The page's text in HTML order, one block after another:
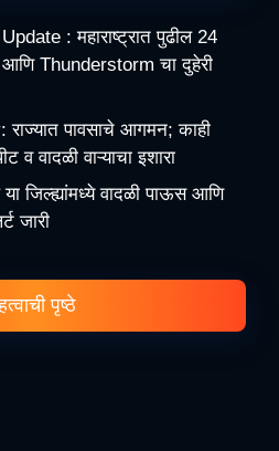
: महाराष्ट्रात पुढील 24
Thunderstorm चा दुहेरी
पावसाचे आगमन; काही
व वादळी वाऱ्याचा इशारा
जिल्ह्यांमध्ये वादळी पाऊस आणि
जारी
पृष्ठे